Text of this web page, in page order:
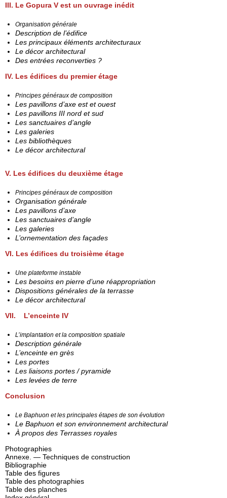
III. Le Gopura V est un ouvrage inédit
Organisation générale
Description de l’édifice
Les principaux éléments architecturaux
Le décor architectural
Des entrées reconverties ?
IV. Les édifices du premier étage
Principes généraux de composition
Les pavillons d’axe est et ouest
Les pavillons III nord et sud
Les sanctuaires d’angle
Les galeries
Les bibliothèques
Le décor architectural
V. Les édifices du deuxième étage
Principes généraux de composition
Organisation générale
Les pavillons d’axe
Les sanctuaires d’angle
Les galeries
L’ornementation des façades
VI. Les édifices du troisième étage
Une plateforme instable
Les besoins en pierre d’une réappropriation
Dispositions générales de la terrasse
Le décor architectural
VII. L’enceinte IV
L’implantation et la composition spatiale
Description générale
L’enceinte en grès
Les portes
Les liaisons portes / pyramide
Les levées de terre
Conclusion
Le Baphuon et les principales étapes de son évolution
Le Baphuon et son environnement architectural
À propos des Terrasses royales
Photographies
Annexe. — Techniques de construction
Bibliographie
Table des figures
Table des photographies
Table des planches